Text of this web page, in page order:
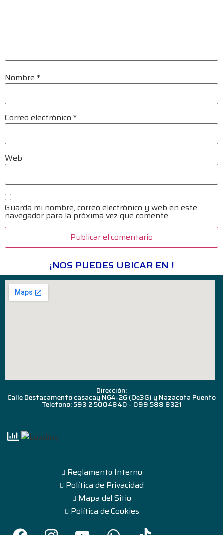
Nombre *
Correo electrónico *
Web
Guarda mi nombre, correo electrónico y web en este
navegador para la próxima vez que comente.
¡NOS PUEDES UBICAR EN !
Dirección:
Calle Destacamento casacay N64-26 (Oe3G) y Nazacota Puento
Telefono: 593 2 5004840 - 099 588 8321
Reglamento Interno
Política de Privacidad
Mapa del Sitio
Política de Cookies